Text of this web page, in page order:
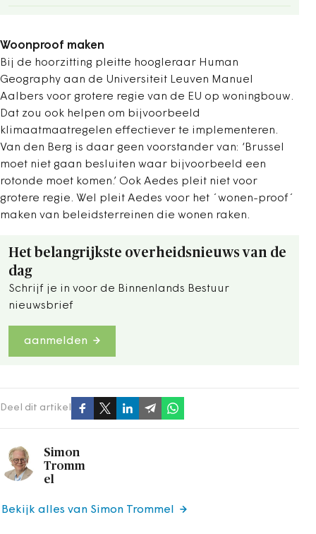
Woonproof maken
Bij de hoorzitting pleitte hoogleraar Human
Geography aan de Universiteit Leuven Manuel
Aalbers voor grotere regie van de EU op woningbouw.
Dat zou ook helpen om bijvoorbeeld
klimaatmaatregelen effectiever te implementeren.
Van den Berg is daar geen voorstander van: ‘Brussel
moet niet gaan besluiten waar bijvoorbeeld een
rotonde moet komen.’ Ook Aedes pleit niet voor
grotere regie. Wel pleit Aedes voor het ´wonen-proof´
maken van beleidsterreinen die wonen raken.
Het belangrijkste overheidsnieuws van de
dag
Schrijf je in voor de Binnenlands Bestuur
nieuwsbrief
aanmelden
Deel dit artikel
Simon
Tromm
el
Bekijk alles van Simon Trommel